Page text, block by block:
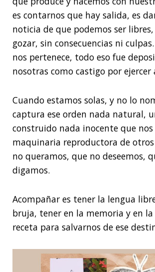
es contarnos que hay salida, es
noticia de que podemos ser
gozar, sin consecuencias ni
nos pertenece, todo eso fue
nosotras como castigo por
Cuando estamos solas, y no lo
captura ese orden nada natural,
construido nada inocente que nos
maquinaria reproductora de otros
no queramos, que no deseemos,
digamos.
Acompañar es tener la lengua
bruja, tener en la memoria y en la
receta para salvarnos de ese